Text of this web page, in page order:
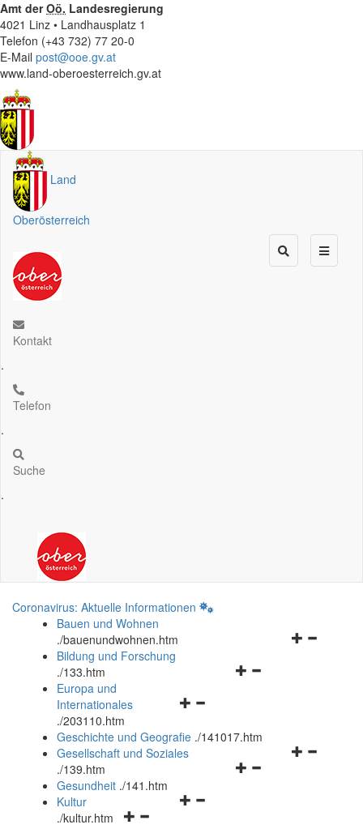
Amt derOö. Landesregierung
4021 Linz • Landhausplatz 1
Telefon (+43 732) 77 20-0
E-Mail post@ooe.gv.at
www.land-oberoesterreich.gv.at
Land
Oberösterreich
Kontakt
.
Telefon
.
Suche
.
Coronavirus: Aktuelle Informationen
Bauen und Wohnen
./bauenundwohnen.htm
Navigationsmenü
Bildung und Forschung
./133.htm
Navigationsmenü
und
schließen
Europa und
Internationales
./203110.htm
Geschichte und Geografie ./141017.htm
Navigationsmenü
Gesellschaft und Soziales
./139.htm
Navigationsmenü
Gesundheit ./141.htm
Navigationsmenü
Kultur
./kultur.htm